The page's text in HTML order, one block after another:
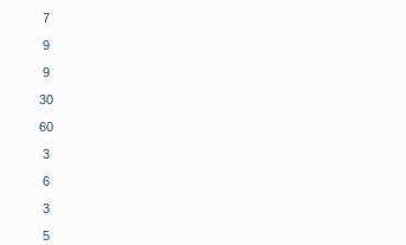
7
9
9
30
60
3
6
3
5